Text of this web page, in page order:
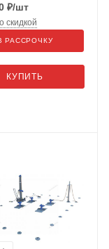
₽/шт
КУПИТЬ
скидкой
РАССРОЧКУ